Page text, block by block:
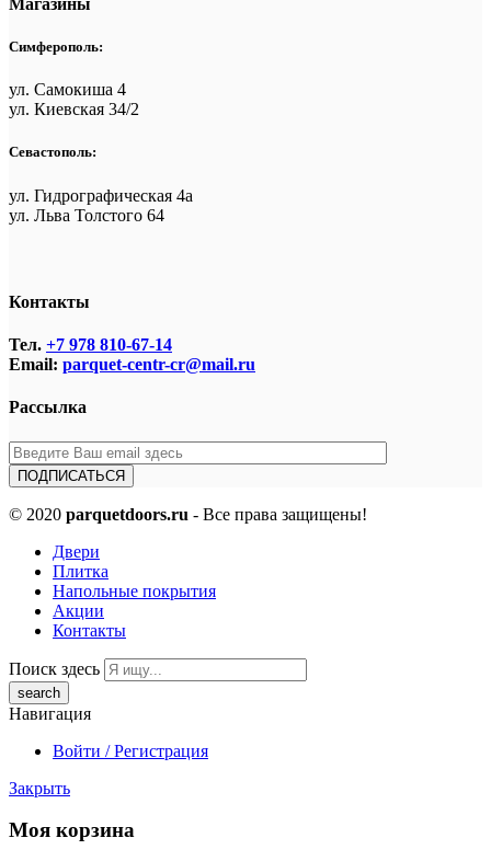
Магазины
Симферополь:
ул. Самокиша 4
ул. Киевская 34/2
Севастополь:
ул. Гидрографическая 4а
ул. Льва Толстого 64
Контакты
Тел. +7 978 810-67-14
Email: parquet-centr-cr@mail.ru
Рассылка
© 2020 parquetdoors.ru - Все права защищены!
Двери
Плитка
Напольные покрытия
Акции
Контакты
Поиск здесь
Навигация
Войти / Регистрация
Закрыть
Моя корзина